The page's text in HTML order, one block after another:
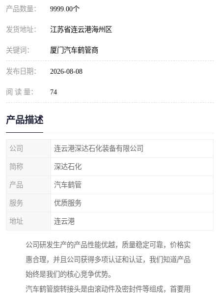
产品数量： 9999.00个
发货地址： 江苏省连云港海州区
关键词： 厦门汽车鹤管商
发布日期： 2026-08-08
阅 读 量： 74
产品描述
公司 连云港深达石化装备有限公司
简称 深达石化
产品 汽车鹤管
服务 优质服务
地址 连云港
公司研发生产的产品性能优越，质量稳定可靠，价格实
惠合理，并且公司获得多项认证和认证，我们知道产品
始终是我们的核心竞争优势。
汽车鹤管旋转接头是由滚动件及密封件等组成，首要用